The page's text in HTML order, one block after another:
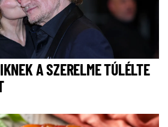
A SZERELME TÚLÉLTE